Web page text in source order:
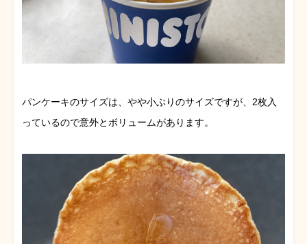
パンケーキのサイズは、やや小ぶりのサイズですが、2枚入
っているので意外とボリュームがあります。